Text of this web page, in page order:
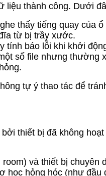
liệu thành công. Dưới
thấy tiếng quay của
từ bị trầy xước.
tính báo lỗi khi khởi
số file nhưng thường
tự ý thao tác để
thiết bị đã không
và thiết bị chuyên
hỏng hóc (như